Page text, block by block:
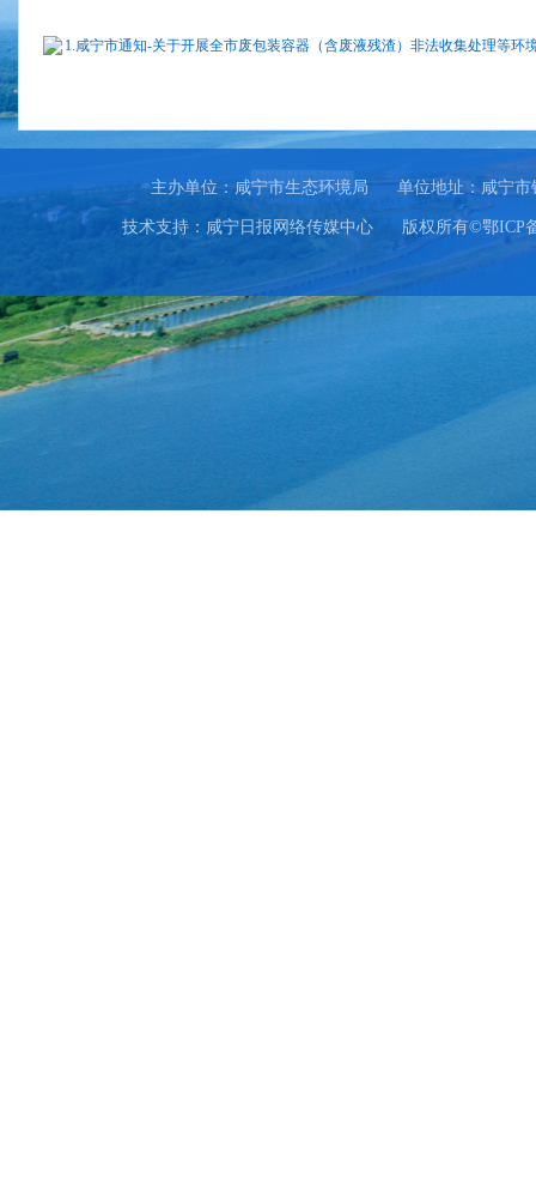
1.咸宁市通知-关于开展全市废包装容器（含废液残渣）非法收集处理等环
主办单位：咸宁市生态环境局 单位地址：咸宁市
技术支持：咸宁日报网络传媒中心 版权所有©鄂ICP